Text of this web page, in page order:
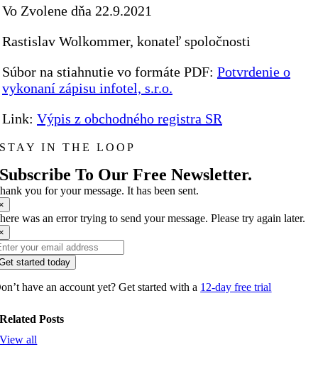
Vo Zvolene dňa 22.9.2021
Rastislav Wolkommer, konateľ spoločnosti
Súbor na stiahnutie vo formáte PDF: Potvrdenie o
vykonaní zápisu infotel, s.r.o.
Link: Výpis z obchodného registra SR
STAY IN THE LOOP
Subscribe To Our Free Newsletter.
you for your message. It has been sent.
was an error trying to send your message. Please try again later.
started today
have an account yet? Get started with a 12-day free trial
Related Posts
View all